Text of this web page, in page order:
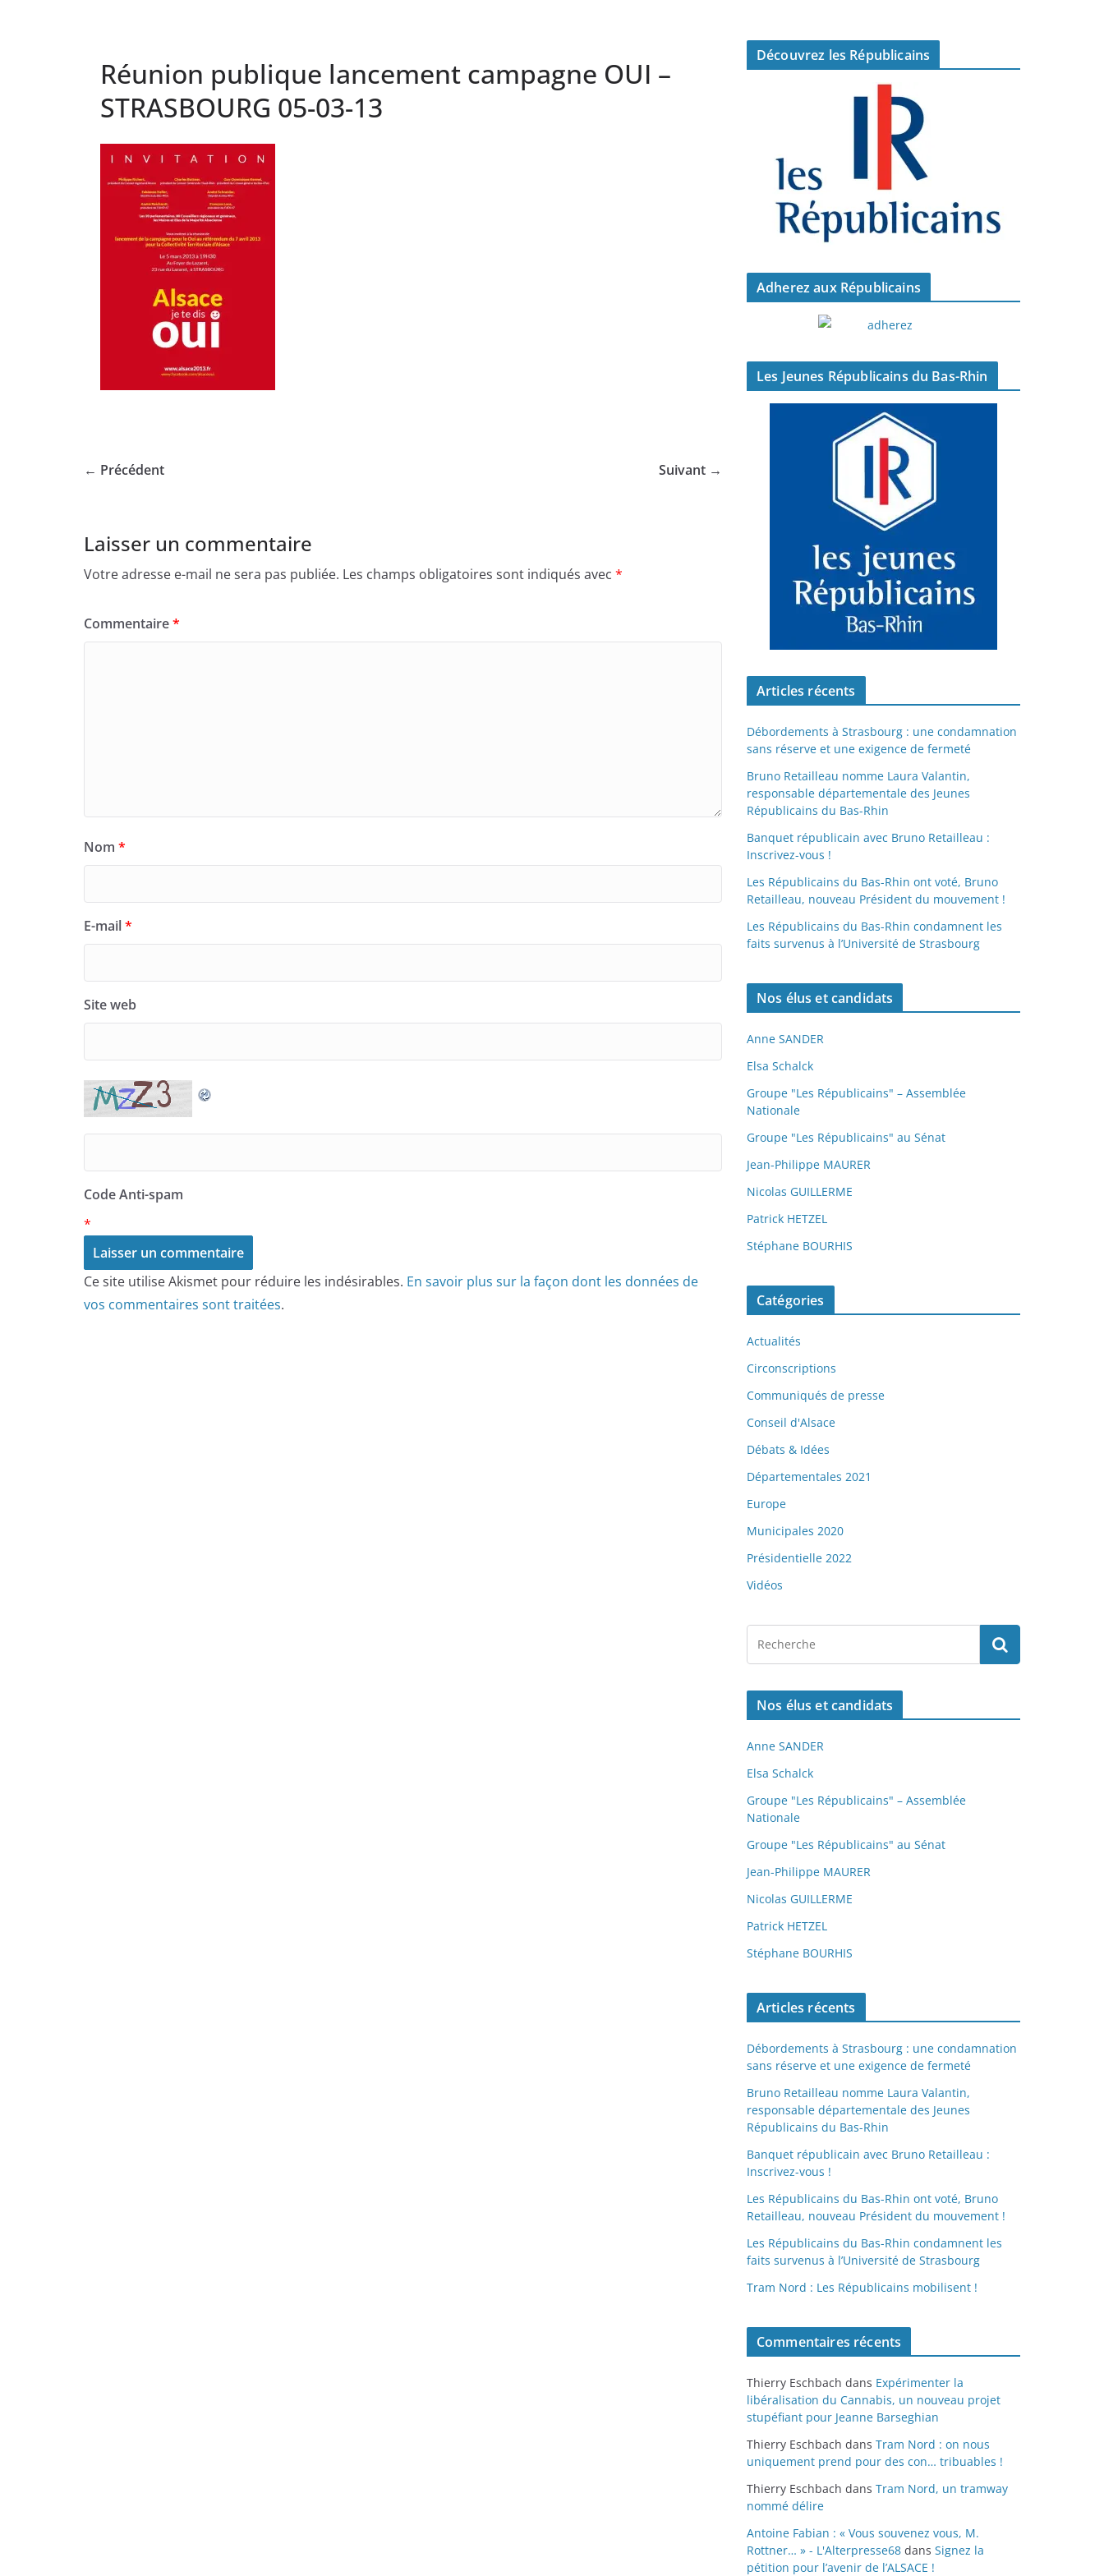
Réunion publique lancement campagne OUI –
STRASBOURG 05-03-13
← Précédent Suivant →
Laisser un commentaire
Votre adresse e-mail ne sera pas publiée. Les champs obligatoires sont indiqués avec *
Commentaire*
Nom *
E-mail*
Site web
Code Anti-spam
*
Ce site utilise Akismet pour réduire les indésirables. En savoir plus sur la façon dont les données de
vos commentaires sont traitées.
Découvrez les Républicains
Adherez aux Républicains
Les Jeunes Républicains du Bas-Rhin
Articles récents
Débordements à Strasbourg : une condamnation
sans réserve et une exigence de fermeté
Bruno Retailleau nomme Laura Valantin,
responsable départementale des Jeunes
Républicains du Bas-Rhin
Banquet républicain avec Bruno Retailleau :
Inscrivez-vous !
Les Républicains du Bas-Rhin ont voté, Bruno
Retailleau, nouveau Président du mouvement !
Les Républicains du Bas-Rhin condamnent les
faits survenus à l’Université de Strasbourg
Nos élus et candidats
Anne SANDER
Elsa Schalck
Groupe "Les Républicains" – Assemblée
Nationale
Groupe "Les Républicains" au Sénat
Jean-Philippe MAURER
Nicolas GUILLERME
Patrick HETZEL
Stéphane BOURHIS
Catégories
Actualités
Circonscriptions
Communiqués de presse
Conseil d'Alsace
Débats & Idées
Départementales 2021
Europe
Municipales 2020
Présidentielle 2022
Vidéos
Nos élus et candidats
Anne SANDER
Elsa Schalck
Groupe "Les Républicains" – Assemblée
Nationale
Groupe "Les Républicains" au Sénat
Jean-Philippe MAURER
Nicolas GUILLERME
Patrick HETZEL
Stéphane BOURHIS
Articles récents
Débordements à Strasbourg : une condamnation
sans réserve et une exigence de fermeté
Bruno Retailleau nomme Laura Valantin,
responsable départementale des Jeunes
Républicains du Bas-Rhin
Banquet républicain avec Bruno Retailleau :
Inscrivez-vous !
Les Républicains du Bas-Rhin ont voté, Bruno
Retailleau, nouveau Président du mouvement !
Les Républicains du Bas-Rhin condamnent les
faits survenus à l’Université de Strasbourg
Tram Nord : Les Républicains mobilisent !
Commentaires récents
Thierry Eschbach dans Expérimenter la
libéralisation du Cannabis, un nouveau projet
stupéfiant pour Jeanne Barseghian
Thierry Eschbach dans Tram Nord : on nous
uniquement prend pour des con… tribuables !
Thierry Eschbach dans Tram Nord, un tramway
nommé délire
Antoine Fabian : « Vous souvenez vous, M.
Rottner… » - L'Alterpresse68 dans Signez la
pétition pour l’avenir de l’ALSACE !